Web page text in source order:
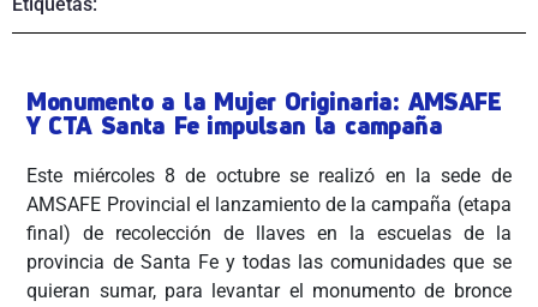
Monumento a la Mujer Originaria: AMSAFE
Y CTA Santa Fe impulsan la campaña
Este miércoles 8 de octubre se realizó en la sede de
AMSAFE Provincial el lanzamiento de la campaña (etapa
final) de recolección de llaves en la escuelas de la
provincia de Santa Fe y todas las comunidades que se
quieran sumar, para levantar el monumento de bronce